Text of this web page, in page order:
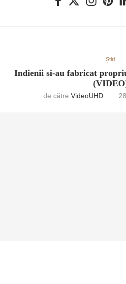
Știri
Indienii si-au fabricat
de către VideoUHD